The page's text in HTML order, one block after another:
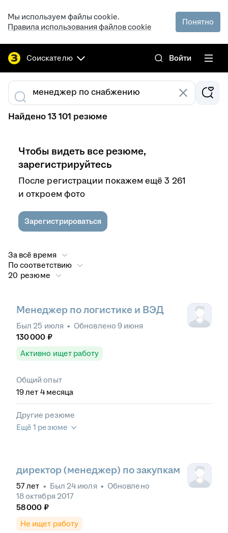
Мы используем файлы cookie.
Правила использования файлов cookie
Понятно
Соискателю Войти
Найдено 13 101 резюме
Чтобы видеть все резюме,
зарегистрируйтесь
После регистрации покажем ещё 3 261
и откроем фото
Зарегистрироваться
За всё время
По соответствию
20 резюме
Менеджер по логистике и ВЭД
Был 25 июля • Обновлено 9 июня
130 000 ₽
Активно ищет работу
Общий опыт
19лет 4 месяца
Другие резюме
Ещё 1 резюме
директор (менеджер) по закупкам
57лет • Был 24 июля • Обновлено
18 октября 2017
58 000 ₽
Не ищет работу